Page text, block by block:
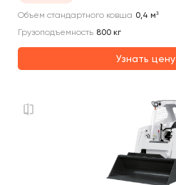
Объем стандартного ковша 0,4 м³
Грузоподъемность 800 кг
Узнать цену